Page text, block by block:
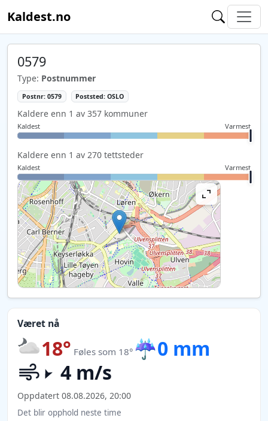
Kaldest.no
0579
Type: Postnummer
Postnr: 0579 Poststed: OSLO
Kaldere enn 1 av 357 kommuner
Kaldest Varmest
Kaldere enn 1 av 270 tettsteder
Kaldest Varmest
Været nå
18° Føles som 18° ☔0 mm
4 m/s
Oppdatert 08.08.2026, 20:00
Det blir opphold neste time